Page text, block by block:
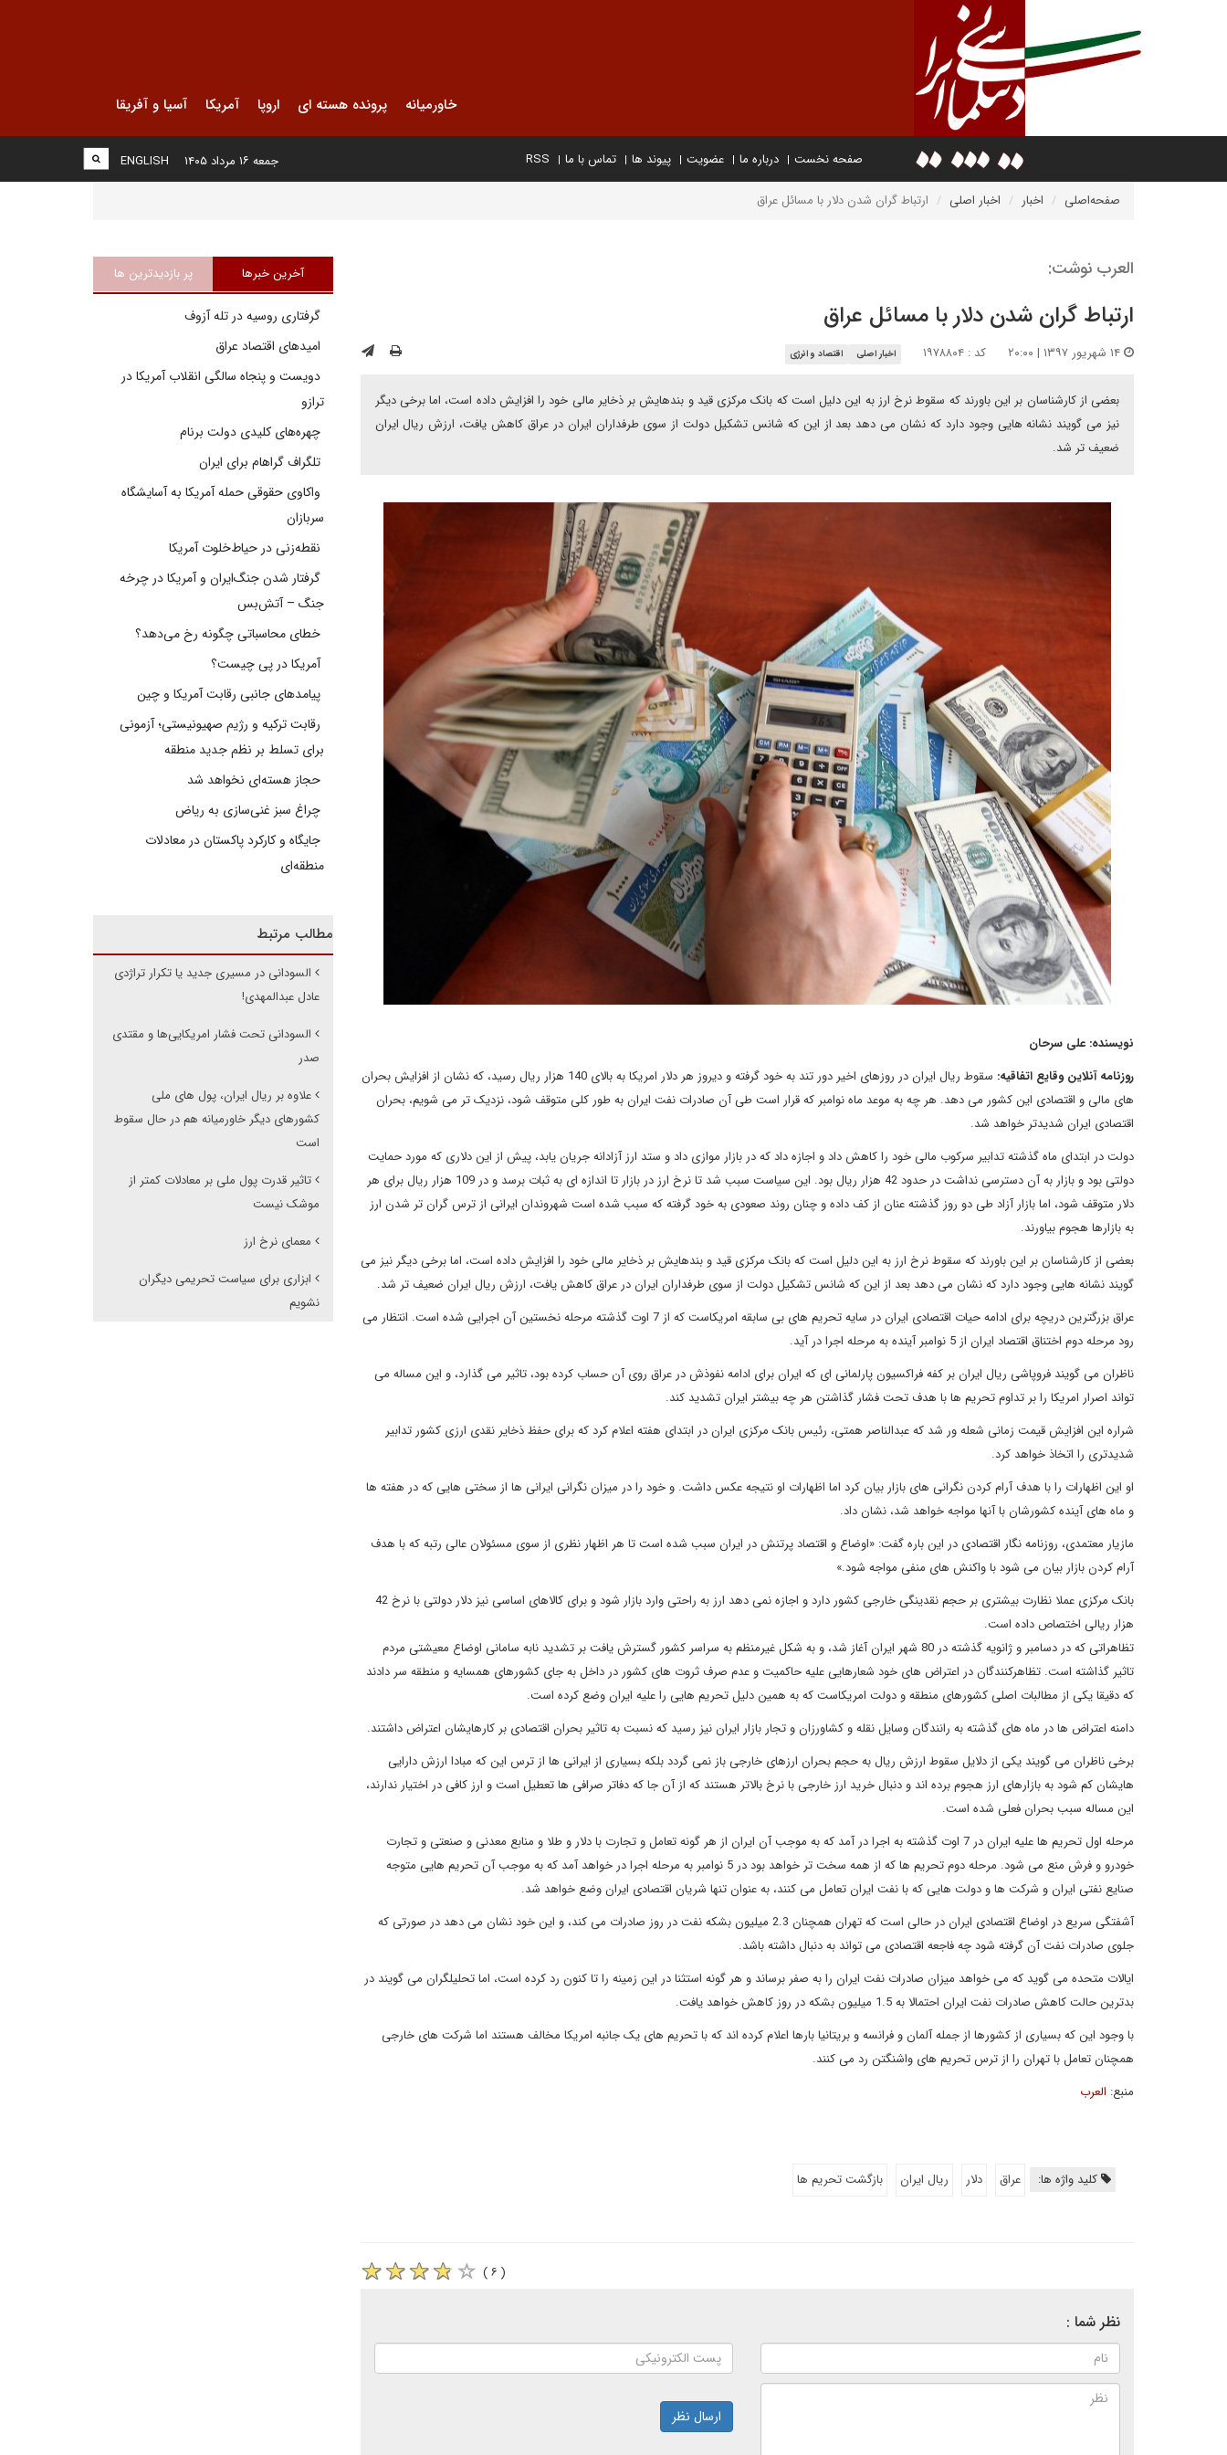
خاورمیانه پرونده هسته ای اروپا آمریکا آسیا و آفریقا
صفحه نخست درباره ما عضویت پیوند ها تماس با ما RSS
ENGLISH جمعه ۱۶ مرداد ۱۴۰۵
صفحه‌اصلی اخبار اخبار اصلی ارتباط گران شدن دلار با مسائل عراق
العرب نوشت:
ارتباط گران شدن دلار با مسائل عراق
کد : ۱۹۷۸۸۰۴ اخبار اصلی اقتصاد و انرژی
بعضی از کارشناسان بر این باورند که سقوط نرخ ارز به این دلیل است که بانک مرکزی قید و بندهایش بر ذخایر مالی خود را افزایش داده است، اما برخی دیگر
نیز می گویند نشانه هایی وجود دارد که نشان می دهد بعد از این که شانس تشکیل دولت از سوی طرفداران ایران در عراق کاهش یافت، ارزش ریال ایران
ضعیف تر شد.
نویسنده: علی سرحان
روزنامه آنلاین وقایع اتفاقیه:
سقوط ریال ایران در روزهای اخیر دور تند به خود گرفته و دیروز هر دلار امریکا به بالای 140 هزار ریال رسید، که نشان از افزایش بحران
های مالی و اقتصادی این کشور می دهد. هر چه به موعد ماه نوامبر که قرار است طی آن صادرات نفت ایران به طور کلی متوقف شود، نزدیک تر می شویم، بحران
اقتصادی ایران شدیدتر خواهد شد.
دولت در ابتدای ماه گذشته تدابیر سرکوب مالی خود را کاهش داد و اجازه داد که در بازار موازی داد و ستد ارز آزادانه جریان یابد، پیش از این دلاری که مورد حمایت
دولتی بود و بازار به آن دسترسی نداشت در حدود 42 هزار ریال بود. این سیاست سبب شد تا نرخ ارز در بازار تا اندازه ای به ثبات برسد و در 109 هزار ریال برای هر
دلار متوقف شود، اما بازار آزاد طی دو روز گذشته عنان از کف داده و چنان روند صعودی به خود گرفته که سبب شده است شهروندان ایرانی از ترس گران تر شدن ارز
به بازارها هجوم بیاورند.
بعضی از کارشناسان بر این باورند که سقوط نرخ ارز به این دلیل است که بانک مرکزی قید و بندهایش بر ذخایر مالی خود را افزایش داده است، اما برخی دیگر نیز می
گویند نشانه هایی وجود دارد که نشان می دهد بعد از این که شانس تشکیل دولت از سوی طرفداران ایران در عراق کاهش یافت، ارزش ریال ایران ضعیف تر شد.
عراق بزرگترین دریچه برای ادامه حیات اقتصادی ایران در سایه تحریم های بی سابقه امریکاست که از 7 اوت گذشته مرحله نخستین آن اجرایی شده است. انتظار می
رود مرحله دوم اختناق اقتصاد ایران از 5 نوامبر آینده به مرحله اجرا در آید.
ناظران می گویند فروپاشی ریال ایران بر کفه فراکسیون پارلمانی ای که ایران برای ادامه نفوذش در عراق روی آن حساب کرده بود، تاثیر می گذارد، و این مساله می
تواند اصرار امریکا را بر تداوم تحریم ها با هدف تحت فشار گذاشتن هر چه بیشتر ایران تشدید کند.
شراره این افزایش قیمت زمانی شعله ور شد که عبدالناصر همتی، رئیس بانک مرکزی ایران در ابتدای هفته اعلام کرد که برای حفظ ذخایر نقدی ارزی کشور تدابیر
شدیدتری را اتخاذ خواهد کرد.
او این اظهارات را با هدف آرام کردن نگرانی های بازار بیان کرد اما اظهارات او نتیجه عکس داشت. و خود را در میزان نگرانی ایرانی ها از سختی هایی که در هفته ها
و ماه های آینده کشورشان با آنها مواجه خواهد شد، نشان داد.
مازیار معتمدی، روزنامه نگار اقتصادی در این باره گفت: «اوضاع و اقتصاد پرتنش در ایران سبب شده است تا هر اظهار نظری از سوی مسئولان عالی رتبه که با هدف
آرام کردن بازار بیان می شود با واکنش های منفی مواجه شود.»
بانک مرکزی عملا نظارت بیشتری بر حجم نقدینگی خارجی کشور دارد و اجازه نمی دهد ارز به راحتی وارد بازار شود و برای کالاهای اساسی نیز دلار دولتی با نرخ 42
هزار ریالی اختصاص داده است.
تظاهراتی که در دسامبر و ژانویه گذشته در 80 شهر ایران آغاز شد، و به شکل غیرمنظم به سراسر کشور گسترش یافت بر تشدید نابه سامانی اوضاع معیشتی مردم
تاثیر گذاشته است. تظاهرکنندگان در اعتراض های خود شعارهایی علیه حاکمیت و عدم صرف ثروت های کشور در داخل به جای کشورهای همسایه و منطقه سر دادند
که دقیقا یکی از مطالبات اصلی کشورهای منطقه و دولت امریکاست که به همین دلیل تحریم هایی را علیه ایران وضع کرده است.
دامنه اعتراض ها در ماه های گذشته به رانندگان وسایل نقله و کشاورزان و تجار بازار ایران نیز رسید که نسبت به تاثیر بحران اقتصادی بر کارهایشان اعتراض داشتند.
برخی ناظران می گویند یکی از دلایل سقوط ارزش ریال به حجم بحران ارزهای خارجی باز نمی گردد بلکه بسیاری از ایرانی ها از ترس این که مبادا ارزش دارایی
هایشان کم شود به بازارهای ارز هجوم برده اند و دنبال خرید ارز خارجی با نرخ بالاتر هستند که از آن جا که دفاتر صرافی ها تعطیل است و ارز کافی در اختیار ندارند،
این مساله سبب بحران فعلی شده است.
مرحله اول تحریم ها علیه ایران در 7 اوت گذشته به اجرا در آمد که به موجب آن ایران از هر گونه تعامل و تجارت با دلار و طلا و منابع معدنی و صنعتی و تجارت
خودرو و فرش منع می شود. مرحله دوم تحریم ها که از همه سخت تر خواهد بود در 5 نوامبر به مرحله اجرا در خواهد آمد که به موجب آن تحریم هایی متوجه
صنایع نفتی ایران و شرکت ها و دولت هایی که با نفت ایران تعامل می کنند، به عنوان تنها شریان اقتصادی ایران وضع خواهد شد.
آشفتگی سریع در اوضاع اقتصادی ایران در حالی است که تهران همچنان 2.3 میلیون بشکه نفت در روز صادرات می کند، و این خود نشان می دهد در صورتی که
جلوی صادرات نفت آن گرفته شود چه فاجعه اقتصادی می تواند به دنبال داشته باشد.
ایالات متحده می گوید که می خواهد میزان صادرات نفت ایران را به صفر برساند و هر گونه استثنا در این زمینه را تا کنون رد کرده است، اما تحلیلگران می گویند در
بدترین حالت کاهش صادرات نفت ایران احتمالا به 1.5 میلیون بشکه در روز کاهش خواهد یافت.
با وجود این که بسیاری از کشورها از جمله آلمان و فرانسه و بریتانیا بارها اعلام کرده اند که با تحریم های یک جانبه امریکا مخالف هستند اما شرکت های خارجی
همچنان تعامل با تهران را از ترس تحریم های واشنگتن رد می کنند.
منبع: العرب
کلید واژه ها: عراق دلار ریال ایران بازگشت تحریم ها
( ۶ )
نظر شما :
ارسال نظر
آخرین خبرها پر بازدیدترین ها
گرفتاری روسیه در تله آزوف
امیدهای اقتصاد عراق
دویست و پنجاه سالگی انقلاب آمریکا در
ترازو
چهره‌های کلیدی دولت برنام
تلگراف گراهام برای ایران
واکاوی حقوقی حمله آمریکا به آسایشگاه
سربازان
نقطه‌زنی در حیاط‌خلوت آمریکا
گرفتار شدن جنگ‌ایران و آمریکا در چرخه
جنگ – آتش‌بس
خطای محاسباتی چگونه رخ می‌دهد؟
آمریکا در پی چیست؟
پیامدهای جانبی رقابت آمریکا و چین
رقابت ترکیه و رژیم صهیونیستی؛ آزمونی
برای تسلط بر نظم جدید منطقه
حجاز هسته‌ای نخواهد شد
چراغ سبز غنی‌سازی به ریاض
جایگاه و کارکرد پاکستان در معادلات
منطقه‌ای
مطالب مرتبط
السودانی در مسیری جدید یا تکرار تراژدی
عادل عبدالمهدی!
السودانی تحت فشار امریکایی‌ها و مقتدی
صدر
علاوه بر ریال ایران، پول های ملی
کشورهای دیگر خاورمیانه هم در حال سقوط
است
تاثیر قدرت پول ملی بر معادلات کمتر از
موشک نیست
معمای نرخ ارز
ابزاری برای سیاست تحریمی دیگران
نشویم